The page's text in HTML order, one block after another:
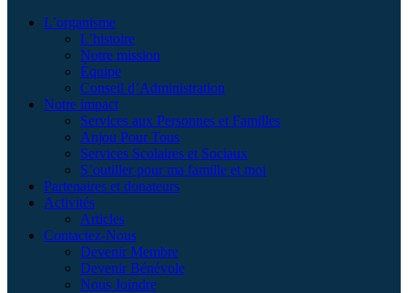
L’organisme
L’histoire
Notre mission
Équipe
Conseil d’Administration
Notre impact
Services aux Personnes et Familles
Anjou Pour Tous
Services Scolaires et Sociaux
S’outiller pour ma famille et moi
Partenaires et donateurs
Activités
Articles
Contactez-Nous
Devenir Membre
Devenir Bénévole
Nous Joindre